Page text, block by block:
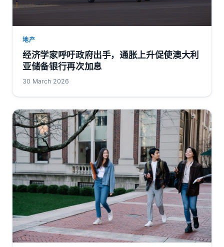
地产
经济学家呼吁政府出手，通胀上升促使澳大利
亚储备银行再次加息
30 March 2026